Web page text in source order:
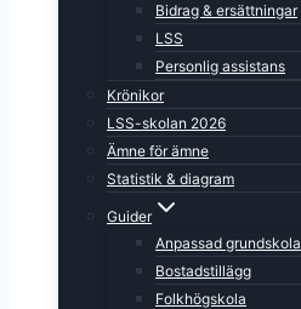
Bidrag & ersättningar
LSS
Personlig assistans
Krönikor
LSS-skolan 2026
Ämne för ämne
Statistik & diagram
Guider
Anpassad grundskola
Bostadstillägg
Folkhögskola